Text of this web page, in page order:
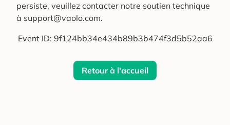
persiste, veuillez contacter notre soutien technique
à support@vaolo.com.
Event ID: 9f124bb34e434b89b3b474f3d5b52aa6
Retour à l'accueil